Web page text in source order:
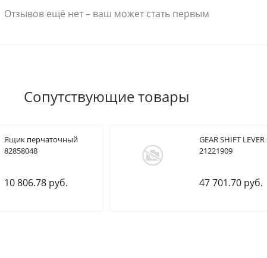
Отзывов ещё нет – ваш может стать первым
Сопутствующие товары
Ящик перчаточный
82858048
10 806.78 руб.
GEAR SHIFT LEVER
21221909
47 701.70 руб.